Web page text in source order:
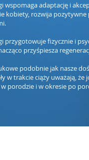
wspomaga adaptację i
kobiety, rozwija pozytywne
przygotowuje fizycznie i
przyśpiesza
podobnie jak nasze
w trakcie ciąży uważają,
w porodzie i w okresie po